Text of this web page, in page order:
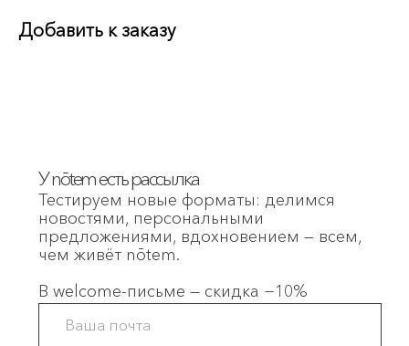
Добавить к заказу
Политика использования cookie-файлов
Оферта notem
Согласие на обработку персональных данных
Политика обработки персональных данных